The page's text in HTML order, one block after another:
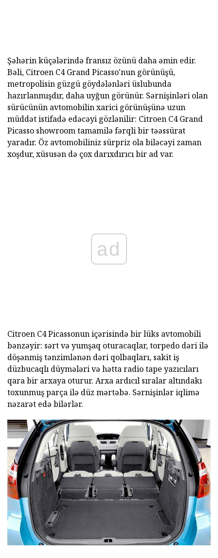
Şəhərin küçələrində fransız özünü daha əmin edir.
Bəli, Citroen C4 Grand Picasso'nun görünüşü,
metropolisin güzgü göydələnləri üslubunda
hazırlanmışdır, daha uyğun görünür. Sərnişinləri olan
sürücünün avtomobilin xarici görünüşünə uzun
müddət istifadə edəcəyi gözlənilir: Citroen C4 Grand
Picasso showroom tamamilə fərqli bir təəssürat
yaradır. Öz avtomobiliniz sürpriz ola biləcəyi zaman
xoşdur, xüsusən də çox darıxdırıcı bir ad var.
ad
Citroen C4 Picassonun içərisində bir lüks avtomobili
bənzəyir: sərt və yumşaq oturacaqlar, torpedo dəri ilə
döşənmiş tənzimlənən dəri qolbaqları, sakit iş
düzbucaqlı düymələri və hətta radio tape yazıcıları
qara bir arxaya oturur. Arxa ardıcıl sıralar altındakı
toxunmuş parça ilə düz mərtəbə. Sərnişinlər iqlimə
nəzarət edə bilərlər.